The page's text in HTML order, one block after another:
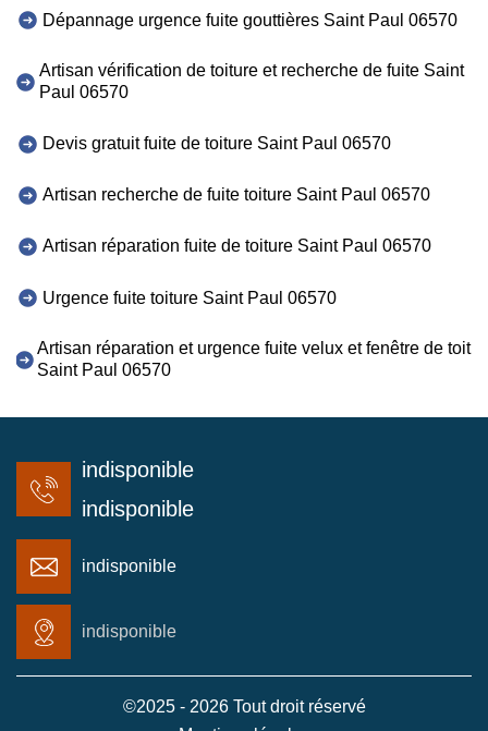
Dépannage urgence fuite gouttières Saint Paul 06570
Artisan vérification de toiture et recherche de fuite Saint
Paul 06570
Devis gratuit fuite de toiture Saint Paul 06570
Artisan recherche de fuite toiture Saint Paul 06570
Artisan réparation fuite de toiture Saint Paul 06570
Urgence fuite toiture Saint Paul 06570
Artisan réparation et urgence fuite velux et fenêtre de toit
Saint Paul 06570
indisponible
indisponible
indisponible
indisponible
©2025 - 2026 Tout droit réservé